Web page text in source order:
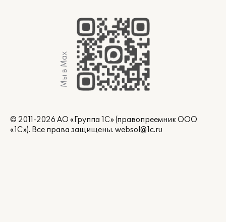
Мы в Max
© 2011-2026 АО «Группа 1С» (правопреемник ООО
«1С»). Все права защищены. websol@1c.ru